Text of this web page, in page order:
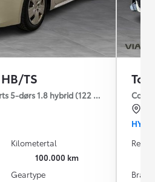
TS
5-dørs 1.8 hybrid (122 hk) aut. gear
Kilometertal
100.000 km
Geartype